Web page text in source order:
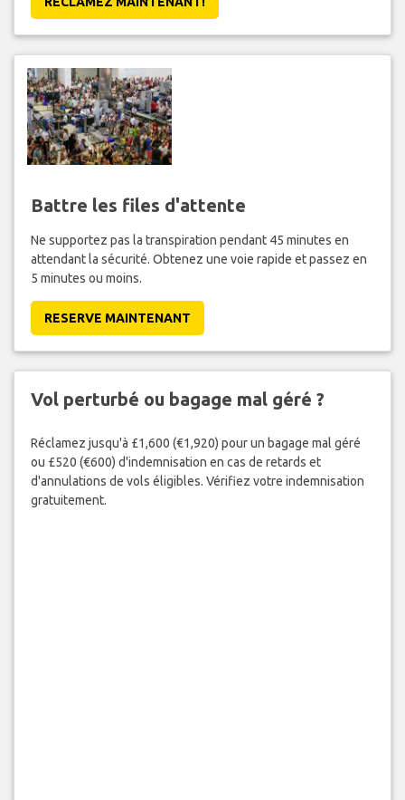
Vous pouvez être éligible pour recevoir jusqu'à 600 EUR de
compensation par personne dans votre groupe.
RÉCLAMEZ MAINTENANT!
Battre les files d'attente
Ne supportez pas la transpiration pendant 45 minutes en
attendant la sécurité. Obtenez une voie rapide et passez en
5 minutes ou moins.
Vol perturbé ou bagage mal géré ?